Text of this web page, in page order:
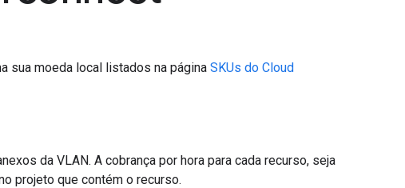
sua moeda local listados na páginaSKUs do Cloud
da VLAN. A cobrança por hora para cada recurso, seja
projeto que contém o recurso.